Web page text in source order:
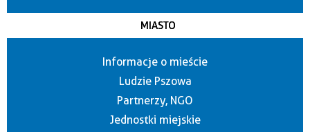
MIASTO
Informacje o mieście
Ludzie Pszowa
Partnerzy, NGO
Jednostki miejskie